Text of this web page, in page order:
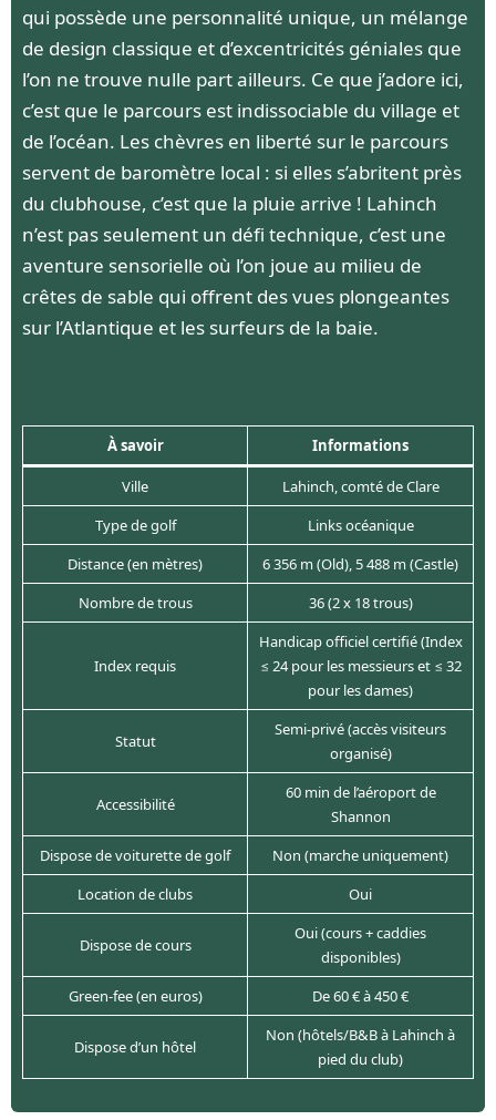
qui possède une personnalité unique, un mélange
de design classique et d’excentricités géniales que
l’on ne trouve nulle part ailleurs. Ce que j’adore ici,
c’est que le parcours est indissociable du village et
de l’océan. Les chèvres en liberté sur le parcours
servent de baromètre local : si elles s’abritent près
du clubhouse, c’est que la pluie arrive ! Lahinch
n’est pas seulement un défi technique, c’est une
aventure sensorielle où l’on joue au milieu de
crêtes de sable qui offrent des vues plongeantes
sur l’Atlantique et les surfeurs de la baie.
À savoir Informations
Ville
Lahinch, comté de Clare
Type de golf
Links océanique
Distance (en mètres)
6 356 m (Old), 5 488 m (Castle)
Nombre de trous
36 (2 x 18 trous)
Index requis
Handicap officiel certifié (Index
≤ 24 pour les messieurs et ≤ 32
pour les dames)
Statut
Semi-privé (accès visiteurs
organisé)
Accessibilité
60 min de l’aéroport de
Shannon
Dispose de voiturette de golf
Non (marche uniquement)
Location de clubs
Oui
Dispose de cours
Oui (cours + caddies
disponibles)
Green-fee (en euros)
De 60 € à 450 €
Dispose d’un hôtel
Non (hôtels/B&B à Lahinch à
pied du club)